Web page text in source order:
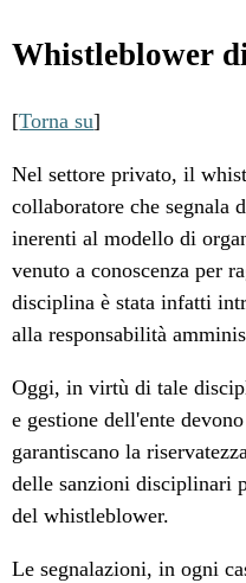
Whistleblower
[Torna su]
Nel settore privato, il
collaboratore che
inerenti al modello di
venuto a conoscenza per
disciplina è stata infatti
alla responsabilità
Oggi, in virtù di tale
e gestione dell'ente
garantiscano la
delle sanzioni disciplinari
del whistleblower.
Le segnalazioni, in ogni